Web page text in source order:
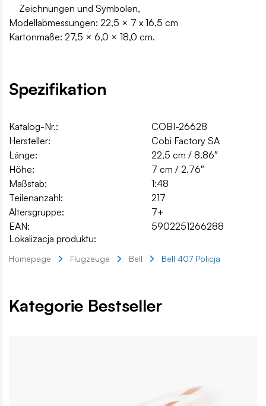
Zeichnungen und Symbolen,
Modellabmessungen: 22,5 × 7 x 16,5 cm
Kartonmaße: 27,5 × 6,0 × 18,0 cm.
Spezifikation
Katalog-Nr.:
COBI-26628
Hersteller:
Cobi Factory SA
Länge:
22,5 cm / 8.86″
Höhe:
7 cm / 2.76″
Maßstab:
1:48
Teilenanzahl:
217
Altersgruppe:
7+
EAN:
5902251266288
Lokalizacja produktu:
Homepage Flugzeuge Bell Bell 407 Policja
Kategorie Bestseller